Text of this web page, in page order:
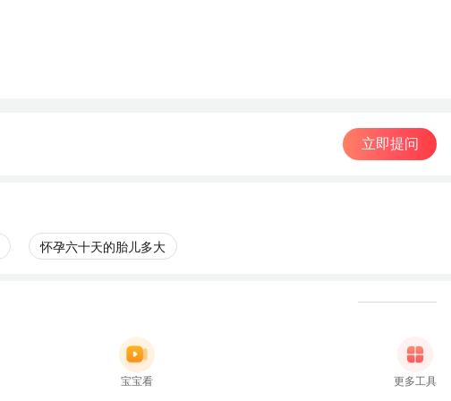
立即提问
怀孕六十天的胎儿多大
宝宝看 更多工具